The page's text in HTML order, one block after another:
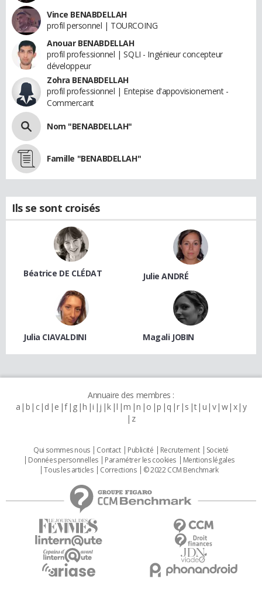
Vince BENABDELLAH
profil personnel | TOURCOING
Anouar BENABDELLAH
profil professionnel | SQLI - Ingénieur concepteur
développeur
Zohra BENABDELLAH
profil professionnel | Entepise d'appovisionement -
Commercant
Nom "BENABDELLAH"
Famille "BENABDELLAH"
Ils se sont croisés
Béatrice DE CLÉDAT Julie ANDRÉ
Julia CIAVALDINI Magali JOBIN
Annuaire des membres :
a b c d e f g h i j k l m n o p q r s t u v w x y
z
Qui sommes nous Contact Publicité Recrutement
Societé
Données personnelles
Paramétrer les cookies
Mentions légales
Tous les articles
Corrections © 2022 CCM Benchmark